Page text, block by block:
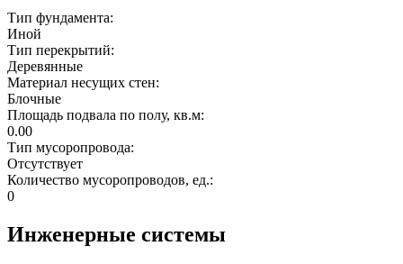
Тип фундамента:
Иной
Тип перекрытий:
Деревянные
Материал несущих стен:
Блочные
Площадь подвала по полу, кв.м:
0.00
Тип мусоропровода:
Отсутствует
Количество мусоропроводов, ед.:
0
Инженерные системы